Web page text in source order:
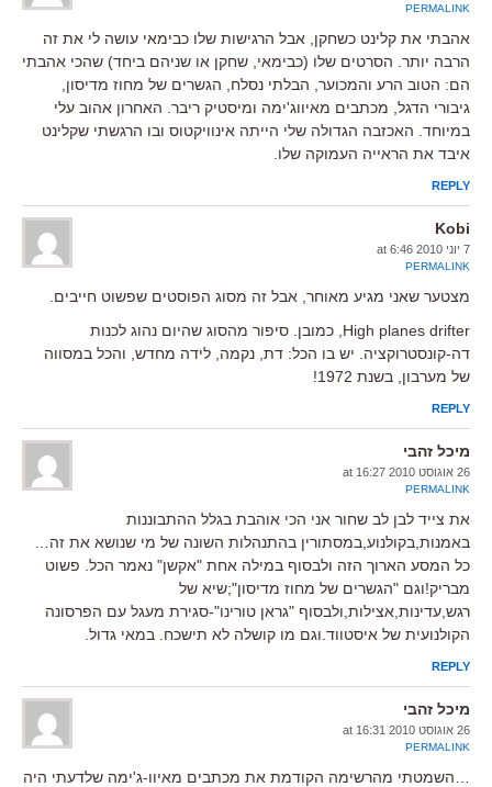
PERMALINK
אהבתי את קלינט כשחקן, אבל הרגישות שלו כבימאי עושה לי את זה
הרבה יותר. הסרטים שלו (כבימאי, שחקן או שניהם ביחד) שהכי אהבתי
הם: הטוב הרע והמכוער, הבלתי נסלח, הגשרים של מחוז מדיסון,
גיבורי הדגל, מכתבים מאיווג'ימה ומיסטיק ריבר. האחרון אהוב עלי
במיוחד. האכזבה הגדולה שלי הייתה אינוויקטוס ובו הרגשתי שקלינט
איבד את הראייה העמוקה שלו.
REPLY
Kobi
7 יוני 2010 at 6:46
PERMALINK
מצטער שאני מגיע מאוחר, אבל זה מסוג הפוסטים שפשוט חייבים.
High planes drifter, כמובן. סיפור מהסוג שהיום נהוג לכנות
דה-קונסטרוקציה. יש בו הכל: דת, נקמה, לידה מחדש, והכל במסווה
של מערבון, בשנת 1972!
REPLY
מיכל זהבי
26 אוגוסט 2010 at 16:27
PERMALINK
את צייד לבן לב שחור אני הכי אוהבת בגלל ההתבוננות
באמנות,בקולנוע,במסתורין בהתנהלות השונה של מי שנושא את זה…
כל המסע הארוך הזה ולבסוף במילה אחת "אקשן" נאמר הכל. פשוט
מבריק!וגם "הגשרים של מחוז מדיסון";שיא של
רגש,עדינות,אצילות,ולבסוף "גראן טורינו"-סגירת מעגל עם הפרסונה
הקולנועית של איסטווד.וגם מו קושלה לא תישכח. במאי גדול.
REPLY
מיכל זהבי
26 אוגוסט 2010 at 16:31
PERMALINK
…השמטתי מהרשימה הקודמת את מכתבים מאיוו-ג'ימה שלדעתי היה